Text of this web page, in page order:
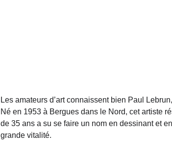
Les amateurs d’art connaissent bien Paul
Né en 1953 à Bergues dans le Nord, cet artiste
de 35 ans a su se faire un nom en dessinant et
grande vitalité.